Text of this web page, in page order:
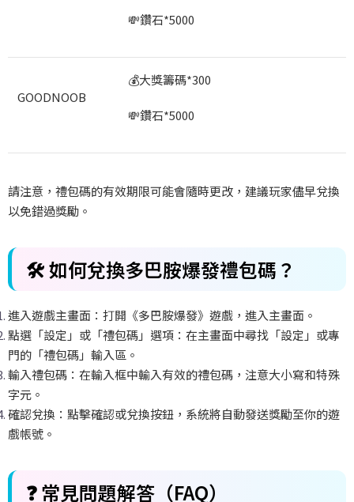
💸鑽石*5000
GOODNOOB
💰大獎籌碼*300
💸鑽石*5000
請注意，禮包碼的有效期限可能會隨時更改，建議玩家儘早兌換
以免錯過獎勵。
🛠️ 如何兌換多巴胺爆發禮包碼？
進入遊戲主畫面：打開《多巴胺爆發》遊戲，進入主畫面。
點選「設定」或「禮包碼」選項：在主畫面中尋找「設定」或專
門的「禮包碼」輸入區。
輸入禮包碼：在輸入框中輸入有效的禮包碼，注意大小寫和特殊
字元。
確認兌換：點擊確認或兌換按鈕，系統將自動發送獎勵至你的遊
戲帳號。
❓ 常見問題解答（FAQ）